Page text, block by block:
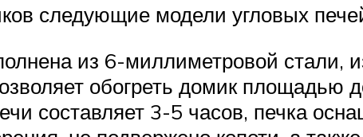
следующие модели угловых
из 6-миллиметровой стали,
обогреть домик площадью
составляет 3-5 часов, печка